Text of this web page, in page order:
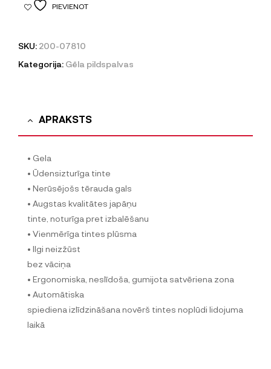
PIEVIENOT
SKU: 200-07810
Kategorija: Gēla pildspalvas
APRAKSTS
• Gela
• Ūdensizturīga tinte
• Nerūsējošs tērauda gals
• Augstas kvalitātes japāņu
tinte, noturīga pret izbalēšanu
• Vienmērīga tintes plūsma
• Ilgi neizžūst
bez vāciņa
• Ergonomiska, neslīdoša, gumijota satvēriena zona
• Automātiska
spiediena izlīdzināšana novērš tintes noplūdi lidojuma
laikā